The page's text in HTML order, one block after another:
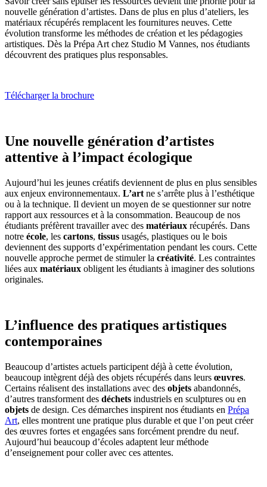
nouvelle génération d’artistes. Dans de plus en plus d’ateliers, les
matériaux récupérés remplacent les fournitures neuves. Cette
évolution transforme les méthodes de création et les pédagogies
artistiques. Dès la Prépa Art chez Studio M Vannes, nos étudiants
découvrent des pratiques plus responsables.
Télécharger la brochure
Une nouvelle génération d’artistes
attentive à l’impact écologique
Aujourd’hui les jeunes créatifs deviennent de plus en plus sensibles
aux enjeux environnementaux. L’art ne s’arrête plus à l’esthétique
ou à la technique. Il devient un moyen de se questionner sur notre
rapport aux ressources et à la consommation. Beaucoup de nos
étudiants préfèrent travailler avec des matériaux récupérés. Dans
notre école, les cartons, tissus usagés, plastiques ou le bois
deviennent des supports d’expérimentation pendant les cours. Cette
nouvelle approche permet de stimuler la créativité. Les contraintes
liées aux matériaux obligent les étudiants à imaginer des solutions
originales.
L’influence des pratiques artistiques
contemporaines
Beaucoup d’artistes actuels participent déjà à cette évolution,
beaucoup intègrent déjà des objets récupérés dans leurs œuvres.
Certains réalisent des installations avec des objets abandonnés,
d’autres transforment des déchets industriels en sculptures ou en
objets de design. Ces démarches inspirent nos étudiants en Prépa
Art, elles montrent une pratique plus durable et que l’on peut créer
des œuvres fortes et engagées sans forcément prendre du neuf.
Aujourd’hui beaucoup d’écoles adaptent leur méthode
d’enseignement pour coller avec ces attentes.